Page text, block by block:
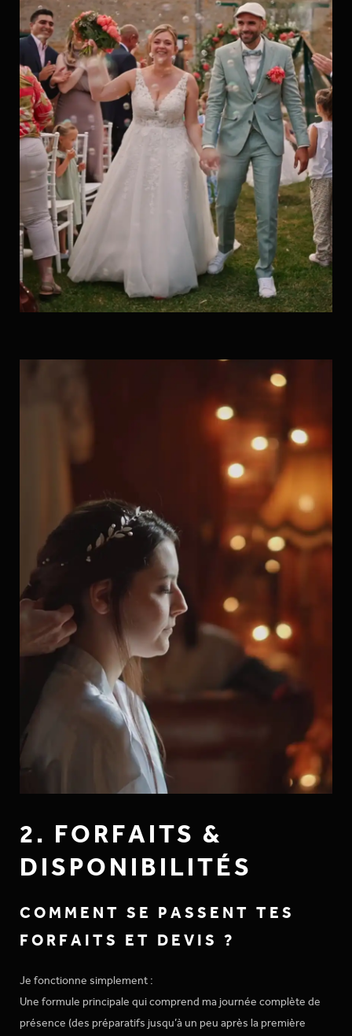
2. FORFAITS &
DISPONIBILITÉS
COMMENT SE PASSENT TES
FORFAITS ET DEVIS ?
Je fonctionne simplement :
Une formule principale qui comprend ma journée complète de
présence (des préparatifs jusqu’à un peu après la première